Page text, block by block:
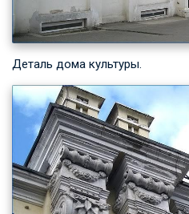
Деталь дома культуры.